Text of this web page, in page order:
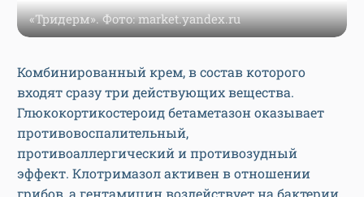
«Тридерм». Фото: market.yandex.ru
Комбинированный крем, в состав которого
входят сразу три действующих вещества.
Глюкокортикостероид бетаметазон оказывает
противовоспалительный,
противоаллергический и противозудный
эффект. Клотримазол активен в отношении